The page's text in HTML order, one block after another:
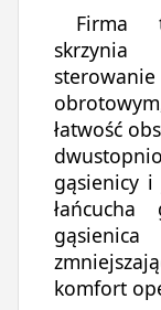
Firma
skrzynia
łatwość
gąsienicy
komfort